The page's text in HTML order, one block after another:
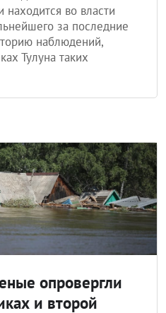
находится во власти
за последние
наблюдений,
Тулуна таких
опровергли
и второй